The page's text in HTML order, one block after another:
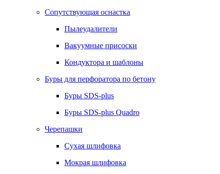
Сопутствующая оснастка
Пылеудалители
Вакуумные присоски
Кондуктора и шаблоны
Буры для перфоратора по бетону
Буры SDS-plus
Буры SDS-plus Quadro
Черепашки
Сухая шлифовка
Мокрая шлифовка